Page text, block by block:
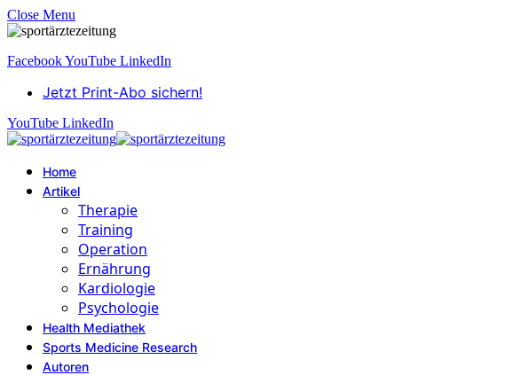
Close Menu
FacebookYouTube LinkedIn
Jetzt Print-Abo sichern!
YouTube LinkedIn
Home
Artikel
Therapie
Training
Operation
Ernährung
Kardiologie
Psychologie
Health Mediathek
Sports Medicine Research
Autoren